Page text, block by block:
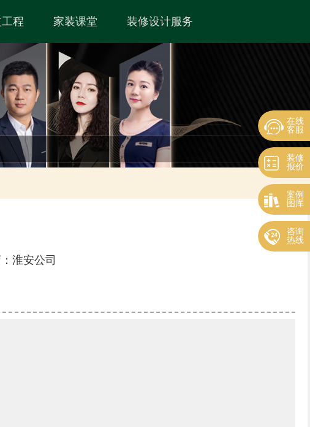
程 家装课堂 装修设计服务
淮安公司
在线
客服
装修
报价
案例
图库
咨询
热线